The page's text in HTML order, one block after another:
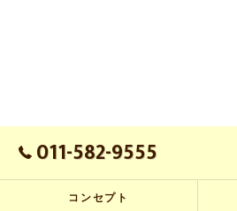
011-582-9555
コンセプト